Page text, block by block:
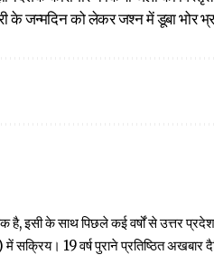
के जन्मदिन को लेकर जश्न में डूबा भोर
है, इसी के साथ पिछले कई वर्षों से उत्तर
19 वर्ष पुराने प्रतिष्ठित